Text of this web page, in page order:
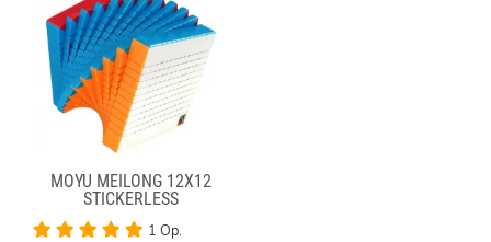
MOYU MEILONG 12X12
STICKERLESS
1 Op.